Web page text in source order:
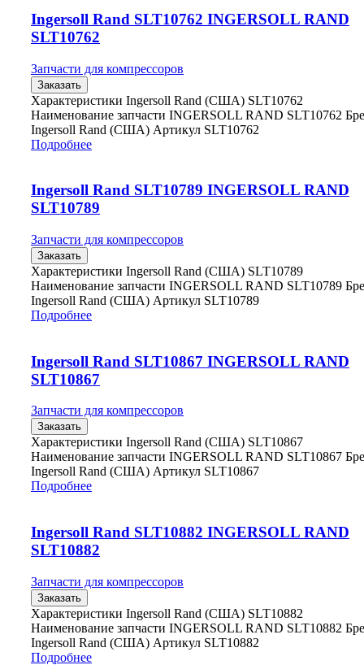
Ingersoll Rand SLT10762 INGERSOLL RAND
SLT10762
Запчасти для компрессоров
Заказать
Характеристики Ingersoll Rand (США) SLT10762
Наименование запчасти INGERSOLL RAND SLT10762
Ingersoll Rand (США) Артикул SLT10762
Подробнее
Ingersoll Rand SLT10789 INGERSOLL RAND
SLT10789
Запчасти для компрессоров
Заказать
Характеристики Ingersoll Rand (США) SLT10789
Наименование запчасти INGERSOLL RAND SLT10789
Ingersoll Rand (США) Артикул SLT10789
Подробнее
Ingersoll Rand SLT10867 INGERSOLL RAND
SLT10867
Запчасти для компрессоров
Заказать
Характеристики Ingersoll Rand (США) SLT10867
Наименование запчасти INGERSOLL RAND SLT10867
Ingersoll Rand (США) Артикул SLT10867
Подробнее
Ingersoll Rand SLT10882 INGERSOLL RAND
SLT10882
Запчасти для компрессоров
Заказать
Характеристики Ingersoll Rand (США) SLT10882
Наименование запчасти INGERSOLL RAND SLT10882
Ingersoll Rand (США) Артикул SLT10882
Подробнее